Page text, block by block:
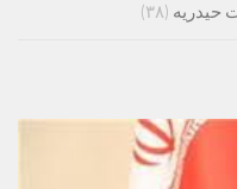
حیدریه (۳۸)